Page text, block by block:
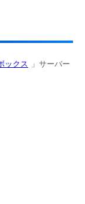
ックス
」サーバー